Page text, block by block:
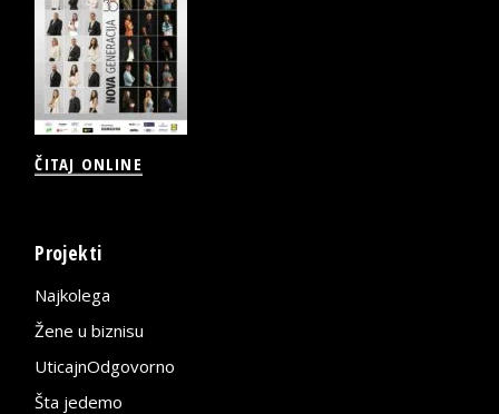
ČITAJ ONLINE
Projekti
Najkolega
Žene u biznisu
UticajnOdgovorno
Šta jedemo